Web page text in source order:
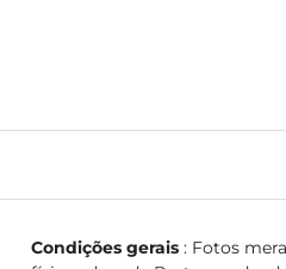
Condições gerais: Fotos